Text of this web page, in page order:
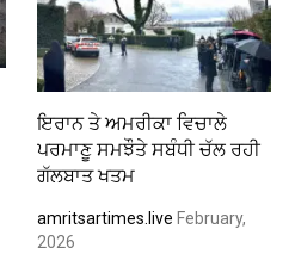
ਇਰਾਨ ਤੇ ਅਮਰੀਕਾ ਵਿਚਾਲੇ
ਪਰਮਾਣੂ ਸਮਝੌਤੇ ਸਬੰਧੀ ਚੱਲ ਰਹੀ
ਗੱਲਬਾਤ ਖਤਮ
amritsartimes.live February,
2026